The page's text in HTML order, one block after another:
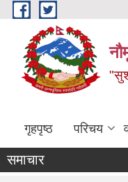
Skip to main content
गृहपृष्ठ परिचय
समाचार